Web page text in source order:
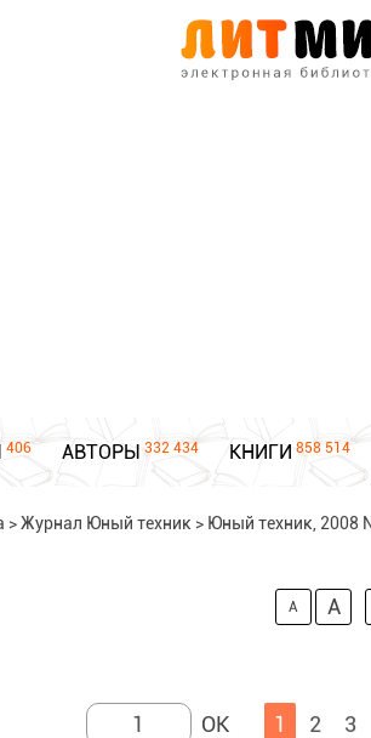
406 АВТОРЫ 332 434 КНИГИ 858 514
>Журнал Юный техник > Юный техник, 2008
A A
1 2 3